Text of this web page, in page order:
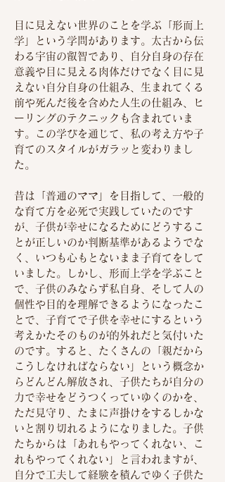
目に見えない世界のことを学ぶ「形而上
学」という学問があります。太古から伝
わる宇宙の叡智であり、自分自身の存在
意義や目に見える肉体だけでなく目に見
えない自分自身の仕組み、生まれてくる
前や死んだ後を含めた人生の仕組み、ヒ
ーリングのテクニックも含まれていま
す。この学びを通じて、私の考え方や子
育てのスタイルがガラッと変わりまし
た。
昔は「普通のママ」を目指して、一般的
な育て方を必死で実践していたのです
が、子供が幸せになるためにどうするこ
とが正しいのか判断基準があるようでな
く、いつも心もとないまま子育てをして
いました。しかし、形而上学を学ぶこと
で、子供のみならず私自身、そして人の
個性や目的を理解できるようになったこ
とで、子育てで子供を幸せにするという
考えかたそのものが的外れだと気付いた
のです。すると、たくさんの「親だから
こうしなければならない」という概念か
らどんどん解放され、子供たちが自分の
力で幸せをどうつくっていゆくのかを、
ただ見守り、たまに声掛けをするしかな
いと割り切れるようになりました。子供
たちからは「あれもやってくれない、こ
れもやってくれない」と言われますが、
自分で工夫して経験を積んでゆく子供た